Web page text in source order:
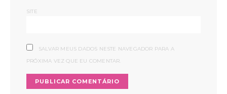
SITE
SALVAR MEUS DADOS NESTE NAVEGADOR PARA A
PRÓXIMA VEZ QUE EU COMENTAR.